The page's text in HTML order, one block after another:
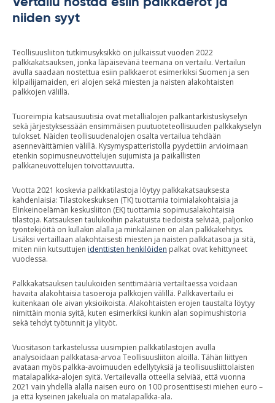
niiden syyt
Teollisuusliiton tutkimusyksikkö on julkaissut vuoden 2022
palkkakatsauksen, jonka läpäisevänä teemana on vertailu. Vertailun
avulla saadaan nostettua esiin palkkaerot esimerkiksi Suomen ja sen
kilpailijamaiden, eri alojen sekä miesten ja naisten alakohtaisten
palkkojen välillä.
Tuoreimpia katsausuutisia ovat metallialojen palkantarkistuskyselyn
sekä järjestyksessään ensimmäisen puutuoteteollisuuden palkkakyselyn
tulokset. Näiden teollisuudenalojen osalta vertailua tehdään
asenneväittämien välillä. Kysymyspatteristolla pyydettiin arvioimaan
etenkin sopimusneuvottelujen sujumista ja paikallisten
palkkaneuvottelujen toivottavuutta.
Vuotta 2021 koskevia palkkatilastoja löytyy palkkakatsauksesta
kahdenlaisia: Tilastokeskuksen (TK) tuottamia toimialakohtaisia ja
Elinkeinoelämän keskusliiton (EK) tuottamia sopimusalakohtaisia
tilastoja. Katsauksen taulukoihin pakatuista tiedoista selviää, paljonko
työntekijöitä on kullakin alalla ja minkälainen on alan palkkakehitys.
Lisäksi vertaillaan alakohtaisesti miesten ja naisten palkkatasoa ja sitä,
miten niin kutsuttujen identtisten henkilöiden palkat ovat kehittyneet
vuodessa.
Palkkakatsauksen taulukoiden senttimääriä vertailtaessa voidaan
havaita alakohtaisia tasoeroja palkkojen välillä. Palkkavertailu ei
kuitenkaan ole aivan yksioikoista. Alakohtaisten erojen taustalta löytyy
nimittäin monia syitä, kuten esimerkiksi kunkin alan sopimushistoria
sekä tehdyt työtunnit ja ylityöt.
Vuositason tarkastelussa uusimpien palkkatilastojen avulla
analysoidaan palkkatasa-arvoa Teollisuusliiton aloilla. Tähän liittyen
avataan myös palkka-avoimuuden edellytyksiä ja teollisuusliittolaisten
matalapalkka-alojen syitä. Vertailevalla otteella selviää, että vuonna
2021 vain yhdellä alalla naisen euro on 100 prosenttisesti miehen euro –
ja että kyseinen jakeluala on matalapalkka-ala.